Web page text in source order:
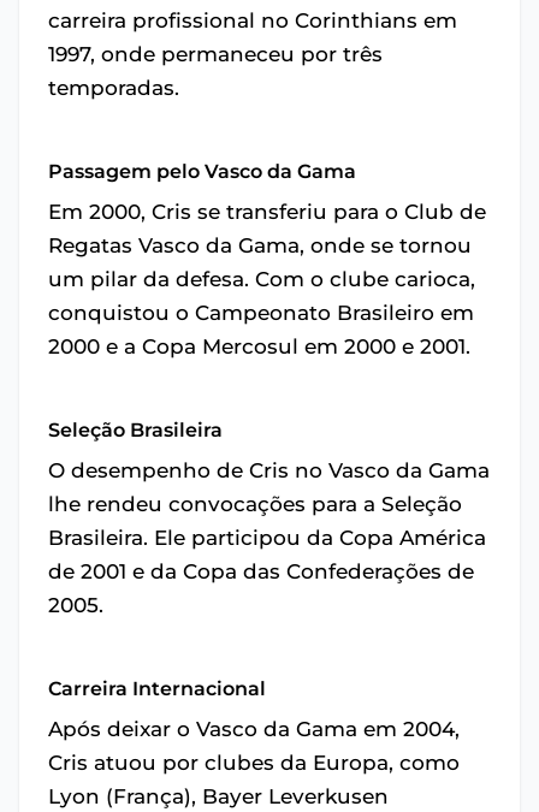
carreira profissional no Corinthians em
1997, onde permaneceu por três
temporadas.
Passagem pelo Vasco da Gama
Em 2000, Cris se transferiu para o Club de
Regatas Vasco da Gama, onde se tornou
um pilar da defesa. Com o clube carioca,
conquistou o Campeonato Brasileiro em
2000 e a Copa Mercosul em 2000 e 2001.
Seleção Brasileira
O desempenho de Cris no Vasco da Gama
lhe rendeu convocações para a Seleção
Brasileira. Ele participou da Copa América
de 2001 e da Copa das Confederações de
2005.
Carreira Internacional
Após deixar o Vasco da Gama em 2004,
Cris atuou por clubes da Europa, como
Lyon (França), Bayer Leverkusen